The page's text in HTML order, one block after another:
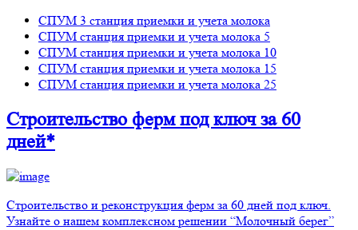
СПУМ 3 станция приемки и учета молока
СПУМ станция приемки и учета молока 5
СПУМ станция приемки и учета молока 10
СПУМ станция приемки и учета молока 15
СПУМ станция приемки и учета молока 25
Строительство фермпод ключ за 60
дней*
Строительство и реконструкция ферм за 60 дней под ключ.
Узнайте о нашем комплексном решении “Молочный берег”